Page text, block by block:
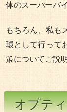
体のスーパーバ
もちろん、私も
環として行って
策についてご説
オプテ